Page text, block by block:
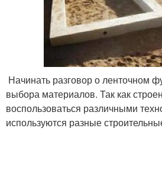
Начинать разговор о ленточном
выбора материалов. Так как
воспользоваться различными
используются разные